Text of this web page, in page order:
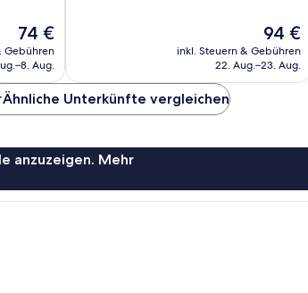
Der
Preis
beträgt
74 €
Gebühren
Aug.
Der
Preis
beträgt
94 €
inkl. Steuern & Gebühren
22. Aug.–23. Aug.
Ähnliche Unterkünfte vergleichen
anzuzeigen. Mehr